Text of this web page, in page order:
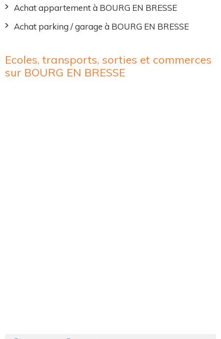
Achat appartement à BOURG EN BRESSE
Achat parking / garage à BOURG EN BRESSE
Ecoles, transports, sorties et commerces
sur BOURG EN BRESSE